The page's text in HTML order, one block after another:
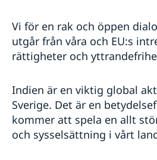
Vi för en rak och öppen
utgår från våra och EU:s
rättigheter och
Indien är en viktig global
Sverige. Det är en
kommer att spela en allt
och sysselsättning i vårt